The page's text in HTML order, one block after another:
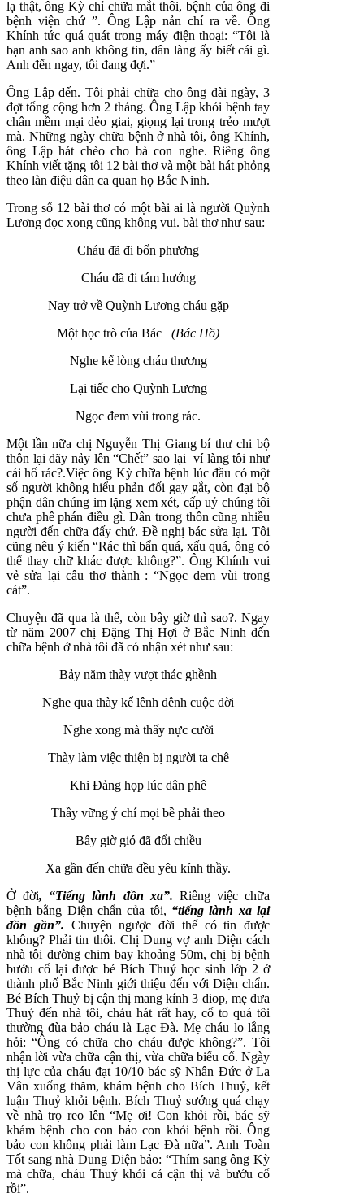
lạ thật, ông Kỳ chỉ chữa mắt thôi, bệnh của ông đi
bệnh viện chứ ”. Ông Lập nản chí ra về. Ông
Khính tức quá quát trong máy điện thoại: “Tôi là
bạn anh sao anh không tin, dân làng ấy biết cái gì.
Anh đến ngay, tôi đang đợi.”
Ông Lập đến. Tôi phải chữa cho ông dài ngày, 3
đợt tổng cộng hơn 2 tháng. Ông Lập khỏi bệnh tay
chân mềm mại dẻo giai, giọng lại trong trẻo mượt
mà. Những ngày chữa bệnh ở nhà tôi, ông Khính,
ông Lập hát chèo cho bà con nghe. Riêng ông
Khính viết tặng tôi 12 bài thơ và một bài hát phỏng
theo làn điệu dân ca quan họ Bắc Ninh.
Trong số 12 bài thơ có một bài ai là người Quỳnh
Lương đọc xong cũng không vui. bài thơ như sau:
Cháu đã đi bốn phương
Cháu đã đi tám hướng
Nay trở về Quỳnh Lương cháu gặp
Một học trò của Bác (Bác Hồ)
Nghe kể lòng cháu thương
Lại tiếc cho Quỳnh Lương
Ngọc đem vùi trong rác.
Một lần nữa chị Nguyễn Thị Giang bí thư chi bộ
thôn lại dãy nảy lên “Chết” sao lại ví làng tôi như
cái hố rác?.Việc ông Kỳ chữa bệnh lúc đầu có một
số người không hiểu phản đối gay gắt, còn đại bộ
phận dân chúng im lặng xem xét, cấp uỷ chúng tôi
chưa phê phán điều gì. Dân trong thôn cũng nhiều
người đến chữa đấy chứ. Đề nghị bác sửa lại. Tôi
cũng nêu ý kiến “Rác thì bẩn quá, xấu quá, ông có
thể thay chữ khác được không?”. Ông Khính vui
vẻ sửa lại câu thơ thành : “Ngọc đem vùi trong
cát”.
Chuyện đã qua là thế, còn bây giờ thì sao?. Ngay
từ năm 2007 chị Đặng Thị Hợi ở Bắc Ninh đến
chữa bệnh ở nhà tôi đã có nhận xét như sau:
Bảy năm thày vượt thác ghềnh
Nghe qua thày kể lênh đênh cuộc đời
Nghe xong mà thấy nực cười
Thày làm việc thiện bị người ta chê
Khi Đảng họp lúc dân phê
Thầy vững ý chí mọi bề phải theo
Bây giờ gió đã đổi chiều
Xa gần đến chữa đều yêu kính thầy.
Ở đời, “Tiếng lành đồn xa”. Riêng việc chữa
bệnh bằng Diện chẩn của tôi, “tiếng lành xa lại
đồn gần”. Chuyện ngược đời thế có tin được
không? Phải tin thôi. Chị Dung vợ anh Diện cách
nhà tôi đường chim bay khoảng 50m, chị bị bệnh
bướu cổ lại được bé Bích Thuỷ học sinh lớp 2 ở
thành phố Bắc Ninh giới thiệu đến với Diện chẩn.
Bé Bích Thuỷ bị cận thị mang kính 3 diop, mẹ đưa
Thuỷ đến nhà tôi, cháu hát rất hay, cổ to quá tôi
thường đùa bảo cháu là Lạc Đà. Mẹ cháu lo lắng
hỏi: “Ông có chữa cho cháu được không?”. Tôi
nhận lời vừa chữa cận thị, vừa chữa biếu cổ. Ngày
thị lực của cháu đạt 10/10 bác sỹ Nhân Đức ở La
Vân xuống thăm, khám bệnh cho Bích Thuỷ, kết
luận Thuỷ khỏi bệnh. Bích Thuỷ sướng quá chạy
về nhà trọ reo lên “Mẹ ơi! Con khỏi rồi, bác sỹ
khám bệnh cho con bảo con khỏi bệnh rồi. Ông
bảo con không phải làm Lạc Đà nữa”. Anh Toàn
Tốt sang nhà Dung Diện bảo: “Thím sang ông Kỳ
mà chữa, cháu Thuỷ khỏi cả cận thị và bướu cổ
rồi”.